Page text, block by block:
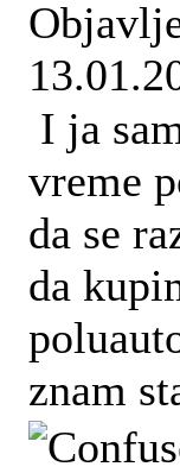
I ja
vreme
da se
da
znam